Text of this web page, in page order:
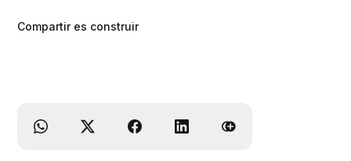
Compartir es construir